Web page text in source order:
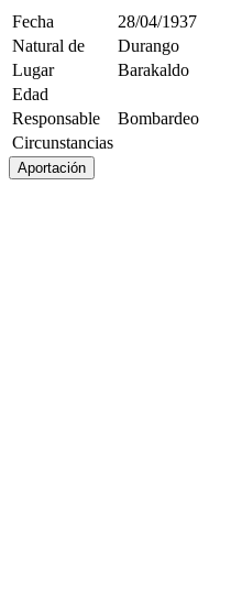
Fecha
28/04/1937
Natural de
Durango
Lugar
Barakaldo
Edad
Responsable
Bombardeo
Circunstancias